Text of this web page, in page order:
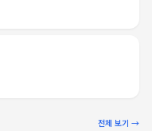
전체 보기 →